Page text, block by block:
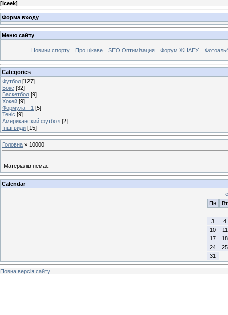
[Iceek]
Форма входу
Меню сайту
Новини спорту Про цікаве SEO Оптимізация Форум ЖНАЕУ
Categories
Футбол [127]
Бокс [32]
Баскетбол [9]
Хокей [9]
Формула - 1 [5]
Теніс [9]
Американский футбол [2]
Інші види [15]
Головна » 10000
Матеріалів немає
Calendar
«
Пн
Вт
3
4
10
11
17
18
24
25
31
Повна версія сайту